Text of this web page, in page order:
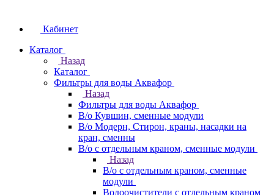
Кабинет
Каталог
Назад
Каталог
Фильтры для воды Аквафор
Назад
Фильтры для воды Аквафор
В/о Кувшин, сменные модули
В/о Модерн, Стирон, краны, насадки на
кран, сменны
В/о с отдельным краном, сменные модули
Назад
В/о с отдельным краном, сменные
модули
Водоочистители с отдельным краном